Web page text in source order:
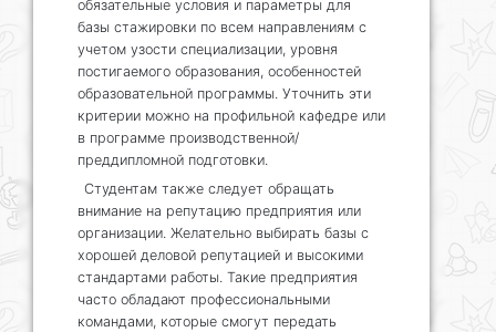
обязательные условия и параметры для
базы стажировки по всем направлениям с
учетом узости специализации, уровня
постигаемого образования, особенностей
образовательной программы. Уточнить эти
критерии можно на профильной кафедре или
в программе производственной/
преддипломной подготовки.
Студентам также следует обращать
внимание на репутацию предприятия или
организации. Желательно выбирать базы с
хорошей деловой репутацией и высокими
стандартами работы. Такие предприятия
часто обладают профессиональными
командами, которые смогут передать